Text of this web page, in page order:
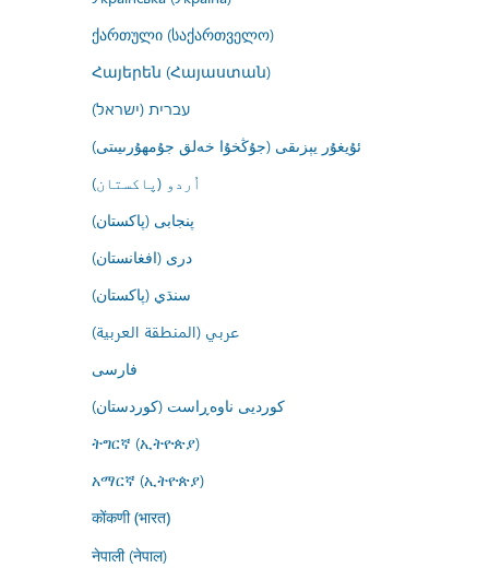
ქართული (საქართველო)
Հայերեն (Հայաստան)
עברית (ישראל)
ئۇيغۇر يېزىقى (جۇڭخۇا خەلق جۇمھۇرىيىتى)
اُردو (پاکستان)
پنجابی (پاکستان)
درى (افغانستان)
سنڌي (پاکستان)
عربي (المنطقة العربية)
فارسى
کوردیی ناوەڕاست (کوردستان)
ትግርኛ (ኢትዮጵያ)
አማርኛ (ኢትዮጵያ)
कोंकणी (भारत)
नेपाली (नेपाल)